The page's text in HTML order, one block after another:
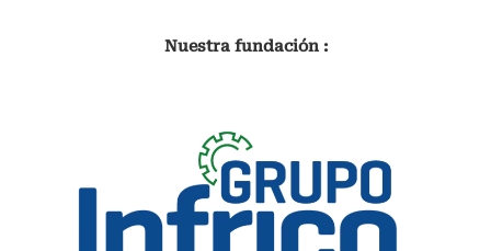
Nuestra fundación :